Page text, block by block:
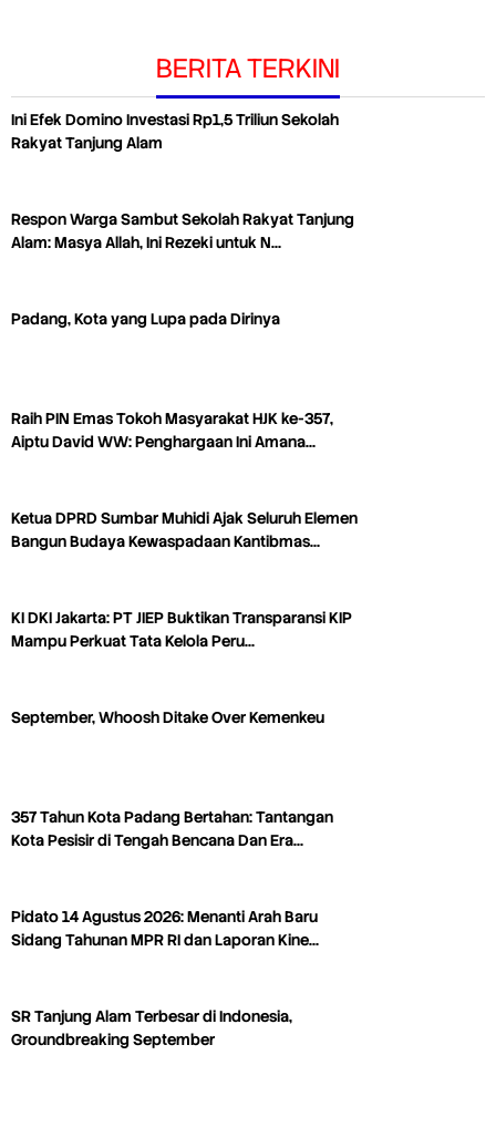
BERITA TERKINI
Ini Efek Domino Investasi Rp1,5 Triliun Sekolah
Rakyat Tanjung Alam
Respon Warga Sambut Sekolah Rakyat Tanjung
Alam: Masya Allah, Ini Rezeki untuk N…
Padang, Kota yang Lupa pada Dirinya
Raih PIN Emas Tokoh Masyarakat HJK ke-357,
Aiptu David WW: Penghargaan Ini Amana…
Ketua DPRD Sumbar Muhidi Ajak Seluruh Elemen
Bangun Budaya Kewaspadaan Kantibmas…
KI DKI Jakarta: PT JIEP Buktikan Transparansi KIP
Mampu Perkuat Tata Kelola Peru…
September, Whoosh Ditake Over Kemenkeu
357 Tahun Kota Padang Bertahan: Tantangan
Kota Pesisir di Tengah Bencana Dan Era…
Pidato 14 Agustus 2026: Menanti Arah Baru
Sidang Tahunan MPR RI dan Laporan Kine…
SR Tanjung Alam Terbesar di Indonesia,
Groundbreaking September